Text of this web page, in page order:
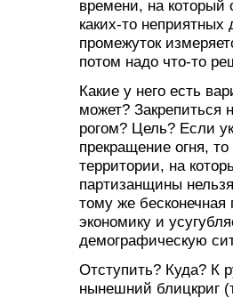
времени, на который
каких-то
промежуток
потом надо что-то
Какие у него есть
может? Закрепиться
рогом? Цель? Если
прекращение огня,
территории, на
партизанщины
тому же
экономику и
демографическую
Отступить? Куда? К
нынешний блицкриг